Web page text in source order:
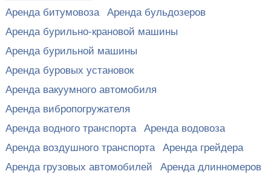
Аренда битумовоза Аренда бульдозеров
Аренда бурильно-крановой машины
Аренда бурильной машины
Аренда буровых установок
Аренда вакуумного автомобиля
Аренда вибропогружателя
Аренда водного транспорта Аренда водовоза
Аренда воздушного транспорта Аренда грейдера
Аренда грузовых автомобилей Аренда длинномеров